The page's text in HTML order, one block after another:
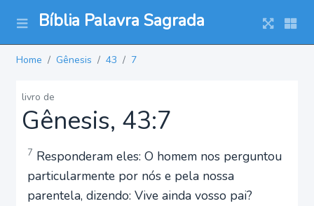
Bíblia Palavra Sagrada
Home Gênesis 43 7
livro de
Gênesis, 43:7
7 Responderam eles: O homem nos perguntou
particularmente por nós e pela nossa
parentela, dizendo: Vive ainda vosso pai?